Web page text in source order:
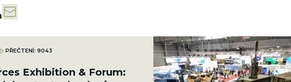
PŘEČTENÍ: 9043
Exhibition & Forum: